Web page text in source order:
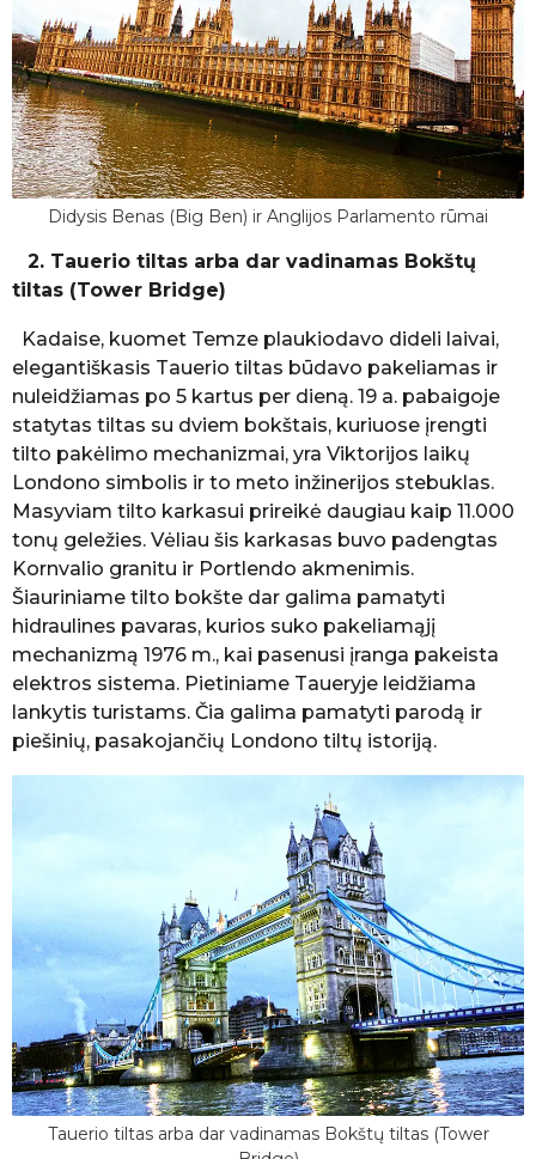
Didysis Benas (Big Ben) ir Anglijos Parlamento rūmai
2. Tauerio tiltas arba dar vadinamas Bokštų
tiltas (Tower Bridge)
Kadaise, kuomet Temze plaukiodavo dideli laivai,
elegantiškasis Tauerio tiltas būdavo pakeliamas ir
nuleidžiamas po 5 kartus per dieną. 19 a. pabaigoje
statytas tiltas su dviem bokštais, kuriuose įrengti
tilto pakėlimo mechanizmai, yra Viktorijos laikų
Londono simbolis ir to meto inžinerijos stebuklas.
Masyviam tilto karkasui prireikė daugiau kaip 11.000
tonų geležies. Vėliau šis karkasas buvo padengtas
Kornvalio granitu ir Portlendo akmenimis.
Šiauriniame tilto bokšte dar galima pamatyti
hidraulines pavaras, kurios suko pakeliamąjį
mechanizmą 1976 m., kai pasenusi įranga pakeista
elektros sistema. Pietiniame Taueryje leidžiama
lankytis turistams. Čia galima pamatyti parodą ir
piešinių, pasakojančių Londono tiltų istoriją.
Tauerio tiltas arba dar vadinamas Bokštų tiltas (Tower